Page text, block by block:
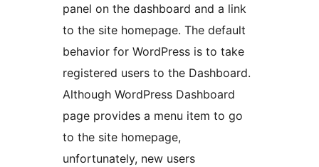
panel on the dashboard and a link
to the site homepage. The default
behavior for WordPress is to take
registered users to the Dashboard.
Although WordPress Dashboard
page provides a menu item to go
to the site homepage,
unfortunately, new users